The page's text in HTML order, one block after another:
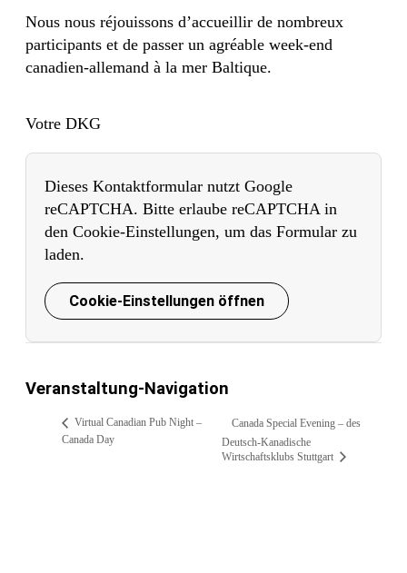
Nous nous réjouissons d’accueillir de nombreux
participants et de passer un agréable week-end
canadien-allemand à la mer Baltique.
Votre DKG
Dieses Kontaktformular nutzt Google
reCAPTCHA. Bitte erlaube reCAPTCHA in
den Cookie-Einstellungen, um das Formular zu
laden.
Cookie-Einstellungen öffnen
Veranstaltung-Navigation
Virtual Canadian Pub Night –
Canada Day
Canada Special Evening – des
Deutsch-Kanadische
Wirtschaftsklubs Stuttgart